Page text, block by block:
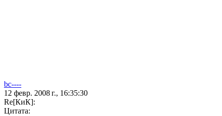
bc----
12 февр. 2008 г., 16:35:30
Re[КиК]:
Цитата: